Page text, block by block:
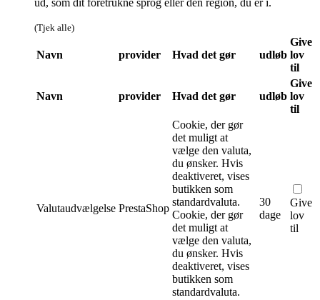
ud, som dit foretrukne sprog eller den region, du er i.
(Tjek alle)
Navn provider Hvad det gør udløb
Give
lov
til
Navn provider Hvad det gør udløb
Give
lov
til
Valutaudvælgelse PrestaShop
Cookie, der gør
det muligt at
vælge den valuta,
du ønsker. Hvis
deaktiveret, vises
butikken som
standardvaluta.
Cookie, der gør
det muligt at
vælge den valuta,
du ønsker. Hvis
deaktiveret, vises
butikken som
standardvaluta.
30
dage
Give
lov
til